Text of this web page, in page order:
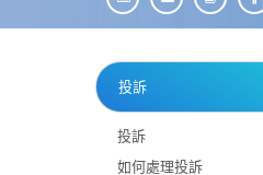
投訴
投訴
如何處理投訴